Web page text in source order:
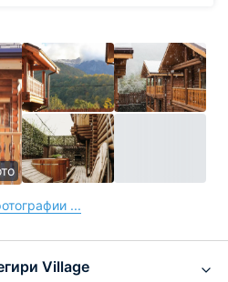
...
Village